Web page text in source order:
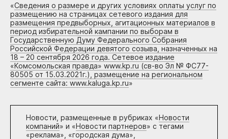
«Сведения о размере и других условиях оплаты услуг по
размещению на страницах сетевого издания для
размещения предвыборных, агитационных материалов в
период избирательной кампании по выборам в
Государственную Думу Федерального Собрания
Российской Федерации девятого созыва, назначенных на
18 – 20 сентября 2026 года. Сетевое издание
«Комсомольская правда» www.kp.ru (св-во Эл № ФС77-
80505 от 15.03.2021г.), размещение на региональном
сегменте сайта: www.kaluga.kp.ru»
Новости, размещенные в рубриках «Новости
компаний» и «Новости партнеров» с тегами
«реклама», «городская дума»,